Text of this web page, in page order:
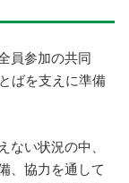
員参加の共同
ばを支えに準備
ない状況の中、
、協力を通して